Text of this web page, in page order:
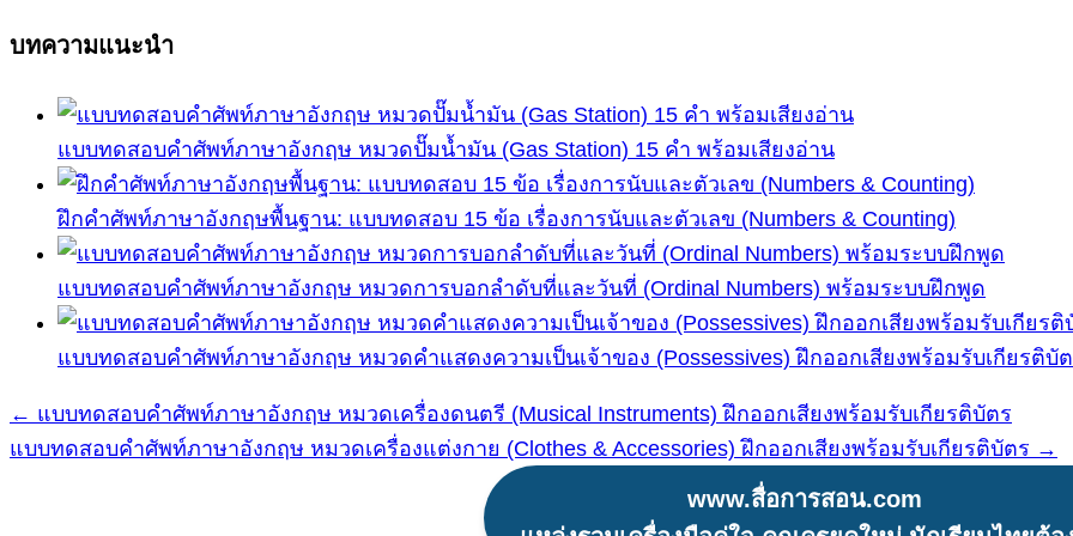
บทความแนะนำ
แบบทดสอบคำศัพท์ภาษาอังกฤษ หมวดปั๊มน้ำมัน (Gas Station) 15 คำ พร้อมเสียงอ่าน
ฝึกคำศัพท์ภาษาอังกฤษพื้นฐาน: แบบทดสอบ 15 ข้อ เรื่องการนับและตัวเลข (Numbers & Counting)
แบบทดสอบคำศัพท์ภาษาอังกฤษ หมวดการบอกลำดับที่และวันที่ (Ordinal Numbers) พร้อมระบบฝึกพูด
แบบทดสอบคำศัพท์ภาษาอังกฤษ หมวดคำแสดงความเป็นเจ้าของ (Possessives) ฝึกออกเสียงพร้อมรับเกียรติบั
แนะแนว
← แบบทดสอบคำศัพท์ภาษาอังกฤษ หมวดเครื่องดนตรี (Musical Instruments) ฝึกออกเสียงพร้อมรับเกียรติบัตร
แบบทดสอบคำศัพท์ภาษาอังกฤษ หมวดเครื่องแต่งกาย (Clothes & Accessories) ฝึกออกเสียงพร้อมรับเกียรติบัตร →
www.สื่อการสอน.com